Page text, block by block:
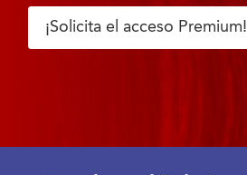
¡Solicita el acceso Premium!